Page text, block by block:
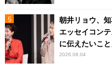
朝井リョウ、
エッセイコン
に伝えたいこと
2026.08.04